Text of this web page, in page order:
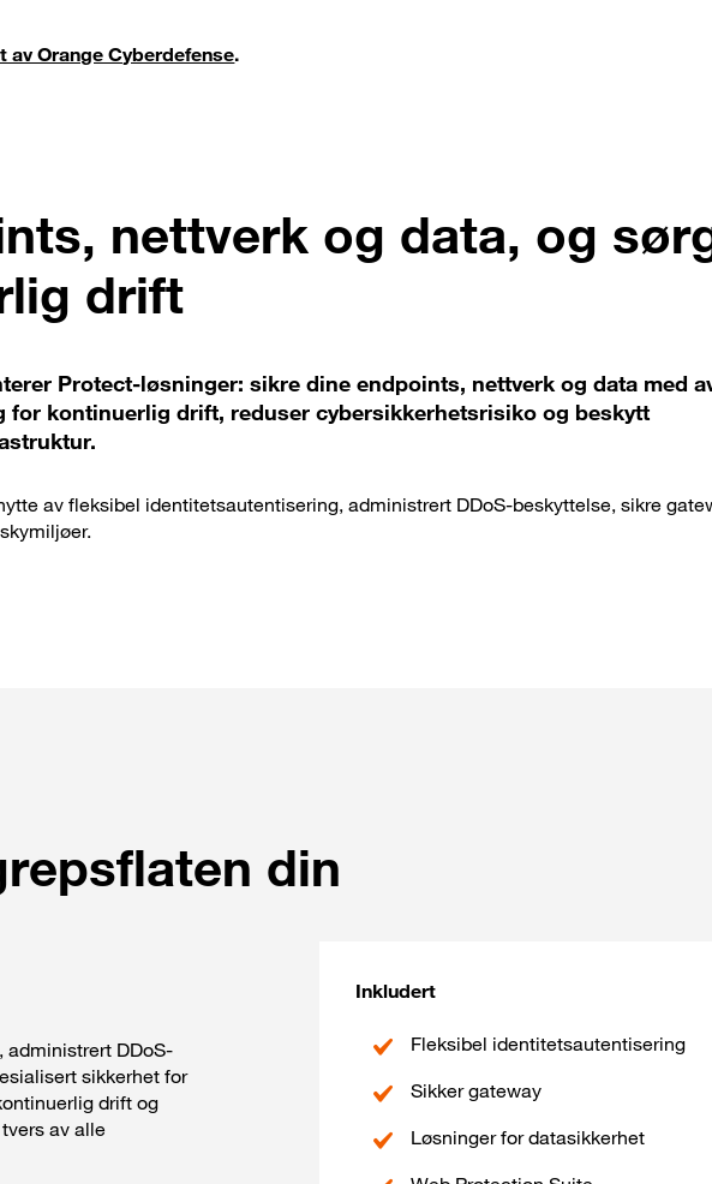
nettverk og data, og
drift
Protect-løsninger: sikre dine endpoints, nettverk og data med
for kontinuerlig drift, reduser cybersikkerhetsrisiko og beskytt
av fleksibel identitetsautentisering, administrert DDoS-beskyttelse, sikre
av Orange Cyberdefense.
din
administrert DDoS-
sikkerhet for
drift og
av alle
Inkludert
Fleksibel identitetsautentisering
Sikker gateway
Løsninger for datasikkerhet